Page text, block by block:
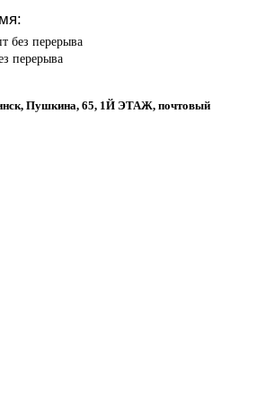
без перерыва
перерыва
Пушкина, 65, 1Й ЭТАЖ, почтовый